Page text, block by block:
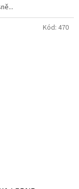
Kód: 470